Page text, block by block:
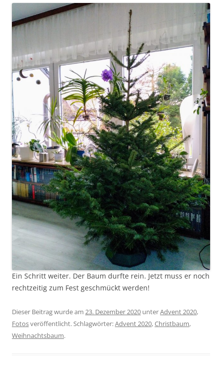
Ein Schritt weiter. Der Baum durfte rein. Jetzt muss er noch
rechtzeitig zum Fest geschmückt werden!
Dieser Beitrag wurde am 23. Dezember 2020 unterAdvent 2020,
Fotosveröffentlicht. Schlagwörter:Advent 2020,Christbaum,
Weihnachtsbaum.